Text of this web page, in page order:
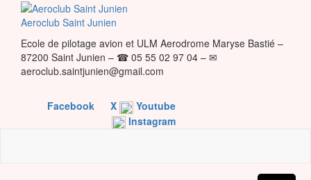
content
Aeroclub Saint Junien
Ecole de pilotage avion et ULM Aerodrome Maryse Bastié –
87200 Saint Junien – ☎ 05 55 02 97 04 – ✉
aeroclub.saintjunien@gmail.com
Facebook X
Youtube
Instagram